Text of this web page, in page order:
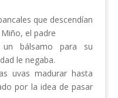
que descendían
el padre
bálsamo para su
le negaba.
uvas madurar hasta
por la idea de pasar